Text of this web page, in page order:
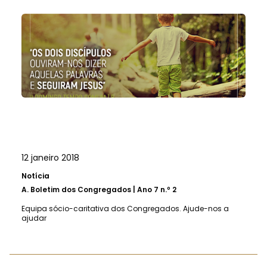
12 janeiro 2018
Notícia
A. Boletim dos Congregados | Ano 7 n.º 2
Equipa sócio-caritativa dos Congregados. Ajude-nos a
ajudar